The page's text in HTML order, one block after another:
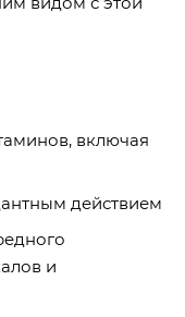
включая
действием
и